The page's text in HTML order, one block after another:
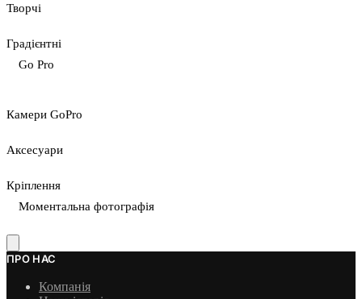
Творчі
Градієнтні
Go Pro
Камери GoPro
Аксесуари
Кріплення
Моментальна фотографія
ПРО НАС
Компанія